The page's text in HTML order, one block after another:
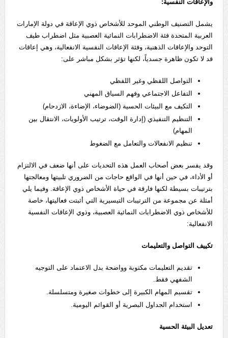
والإعاقات النفسية:
يشمل التصنيف الوطني الموحد للأشخاص ذوي الإعاقة في دولة الإمارات
العربية المتحدة فئة الاضطرابات النمائية العصبية مثل اضطراب طيف
التوحد والإعاقات الذهنية، وفئة الإعاقات النفسية الانفعالية، وهي إعاقات
قد لا تكون ظاهرة جسدياً، لكنها تؤثر بشكل مباشر على:
التواصل اللفظي وغير اللفظي
التفاعل الاجتماعي وفهم السياق المهني
التكيف مع البيئات الحسية (الضوضاء، الإضاءة، الازدحام)
التنظيم التنفيذي (إدارة الوقت، ترتيب الأولويات، الانتقال بين
المهام)
تنظيم الانفعالات والتعامل مع الضغوط
وقد يفسر بعض أصحاب العمل هذه التحديات على أنها ضعف في الالتزام
أو الأداء، في حين أنها في الواقع حاجات من الضروري تلبيتها ومعالجتها
بترتيبات بسيطة لكنها فارقة في حياة الأشخاص ذوي الإعاقة. وفيما يلي
أمثلة عن مجموعة من الترتيبات التيسيرية التي أثبتت فعاليتها، خاصة
للأشخاص ذوي الاضطرابات النمائية العصبية، وذوي الإعاقات النفسية
الانفعالية:
تكييف التواصل والتعليمات
تقديم التعليمات مكتوبة وواضحة بدل الاعتماد على التوجيه
الشفهي فقط.
تقسيم المهام الكبيرة إلى خطوات صغيرة ومتسلسلة.
استخدام الجداول البصرية أو القوائم اليومية.
تعديل البيئة الحسية